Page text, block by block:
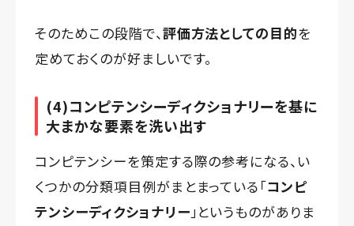
そのためこの段階で、評価方法としての目的を
定めておくのが好ましいです。
(4)コンピテンシーディクショナリーを基に
大まかな要素を洗い出す
コンピテンシーを策定する際の参考になる、い
くつかの分類項目例がまとまっている「コンピ
テンシーディクショナリー」というものがありま